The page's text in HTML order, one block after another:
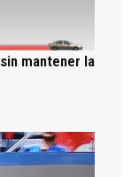
mantener la